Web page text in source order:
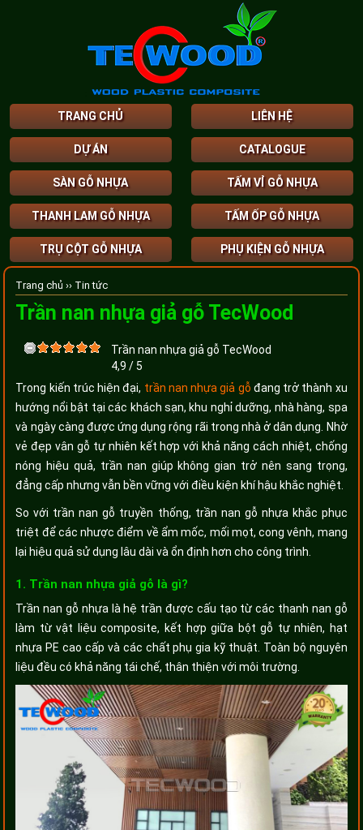
TRANG CHỦ LIÊN HỆ
DỰ ÁN CATALOGUE
SÀN GỖ NHỰA TẤM VỈ GỖ NHỰA
THANH LAM GỖ NHỰA TẤM ỐP GỖ NHỰA
TRỤ CỘT GỖ NHỰA PHỤ KIỆN GỖ NHỰA
Trang chủ ›› Tin tức
Trần nan nhựa giả gỗ TecWood
Trần nan nhựa giả gỗ TecWood
4,9 / 5
Trong kiến trúc hiện đại, trần nan nhựa giả gỗ đang trở thành xu
hướng nổi bật tại các khách sạn, khu nghỉ dưỡng, nhà hàng, spa
và ngày càng được ứng dụng rộng rãi trong nhà ở dân dụng. Nhờ
vẻ đẹp vân gỗ tự nhiên kết hợp với khả năng cách nhiệt, chống
nóng hiệu quả, trần nan giúp không gian trở nên sang trọng,
đẳng cấp nhưng vẫn bền vững với điều kiện khí hậu khắc nghiệt.
So với trần nan gỗ truyền thống, trần nan gỗ nhựa khắc phục
triệt để các nhược điểm về ẩm mốc, mối mọt, cong vênh, mang
lại hiệu quả sử dụng lâu dài và ổn định hơn cho công trình.
1. Trần nan nhựa giả gỗ là gì?
Trần nan gỗ nhựa là hệ trần được cấu tạo từ các thanh nan gỗ
làm từ vật liệu composite, kết hợp giữa bột gỗ tự nhiên, hạt
nhựa PE cao cấp và các chất phụ gia kỹ thuật. Toàn bộ nguyên
liệu đều có khả năng tái chế, thân thiện với môi trường.